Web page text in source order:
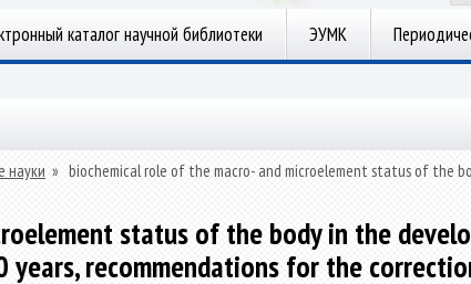
каталог научной библиотеки ЭУМК
науки » biochemical role of the macro- and microelement status of the
status of the body in the
years, recommendations for the